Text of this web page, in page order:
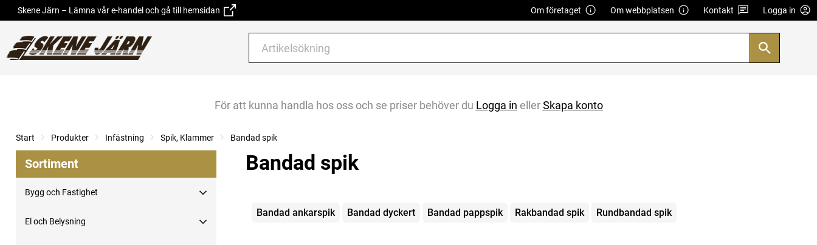
Skene Järn – Lämna vår e-handel och gå till hemsidan Om företaget Om webbplatsen Kontakt Logga in
För att kunna handla hos oss och se priser behöver du Logga in ellerSkapa konto
Start Produkter Infästning Spik, Klammer Bandad spik
Sortiment
Bygg och Fastighet
El och Belysning
Bandad spik
Kategorier
Bandad ankarspik Bandad dyckert Bandad pappspik Rakbandad spik Rundbandad spik